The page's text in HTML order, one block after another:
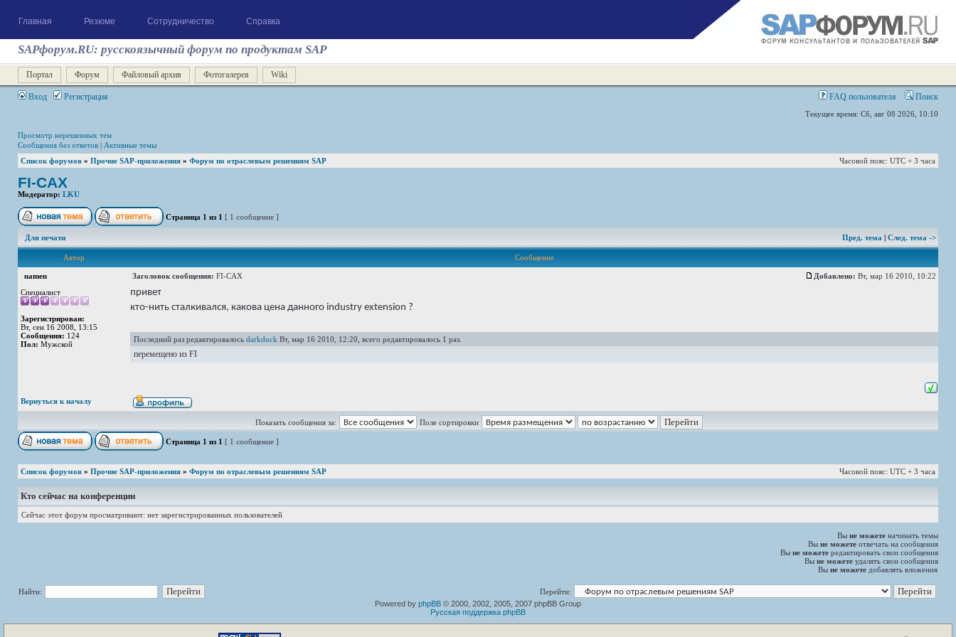
Главная Резюме Сотрудничество Справка
SAPфорум.RU: русскоязычный форум по продуктам SAP
Портал Форум Файловый архив Фотогалерея Wiki
Вход Регистрация FAQ пользователя Поиск
Текущее время: Сб, авг 08 2026, 10:10
Просмотр нерешенных тем
Сообщения без ответов | Активные темы
Список форумов » Прочие SAP-приложения » Форум по отраслевым решениям SAP Часовой пояс: UTC + 3 часа
FI-CAX
Модератор: LKU
Страница 1 из 1 [ 1 сообщение ]
Для печати Пред. тема | След. тема ->
Автор Сообщение
namen Заголовок сообщения: FI-CAX Добавлено: Вт, мар 16 2010, 10:22
Специалист
Зарегистрирован:
Вт, сен 16 2008, 13:15
Сообщения: 124
Пол: Мужской
привет
кто-нить сталкивался, какова цена данного industry extension ?
Последний раз редактировалось darkduck Вт, мар 16 2010, 12:20, всего редактировалось 1 раз.
перемещено из FI
Вернуться к началу
Показать сообщения за: Поле сортировки
Страница 1 из 1 [ 1 сообщение ]
Список форумов » Прочие SAP-приложения » Форум по отраслевым решениям SAP Часовой пояс: UTC + 3 часа
Кто сейчас на конференции
Сейчас этот форум просматривают: нет зарегистрированных пользователей
Вы не можете начинать темы
Вы не можете отвечать на сообщения
Вы не можете редактировать свои сообщения
Вы не можете удалять свои сообщения
Вы не можете добавлять вложения
Найти:
Перейти:
Powered by phpBB © 2000, 2002, 2005, 2007 phpBB Group
Русская поддержка phpBB